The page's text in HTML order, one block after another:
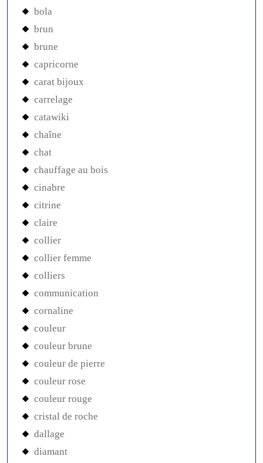
bola
brun
brune
capricorne
carat bijoux
carrelage
catawiki
chaîne
chat
chauffage au bois
cinabre
citrine
claire
collier
collier femme
colliers
communication
cornaline
couleur
couleur brune
couleur de pierre
couleur rose
couleur rouge
cristal de roche
dallage
diamant